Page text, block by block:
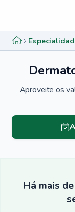
Aproveite os
Há mais